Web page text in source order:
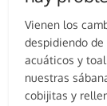
Vienen los
despidiendo
acuáticos y
nuestras
cobijitas y